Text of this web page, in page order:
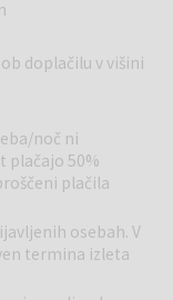
doplačilu v višini
noč ni
plačajo 50%
plačila
osebah. V
termina izleta